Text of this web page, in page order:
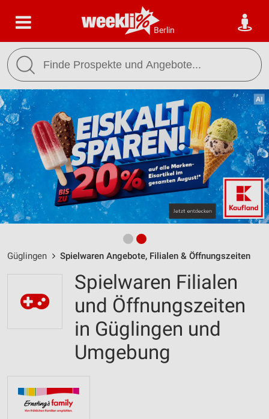
Berlin
Güglingen Spielwaren Angebote, Filialen & Öffnungszeiten
Spielwaren Filialen
und Öffnungszeiten
in Güglingen und
Umgebung